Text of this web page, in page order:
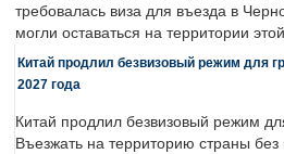
требовалась виза для въезда в
могли оставаться на территории
Китай продлил безвизовый режим для
2027 года
Китай продлил безвизовый режим
Въезжать на территорию страны без